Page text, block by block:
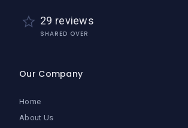
29 reviews
SHARED OVER
Our Company
Home
About Us